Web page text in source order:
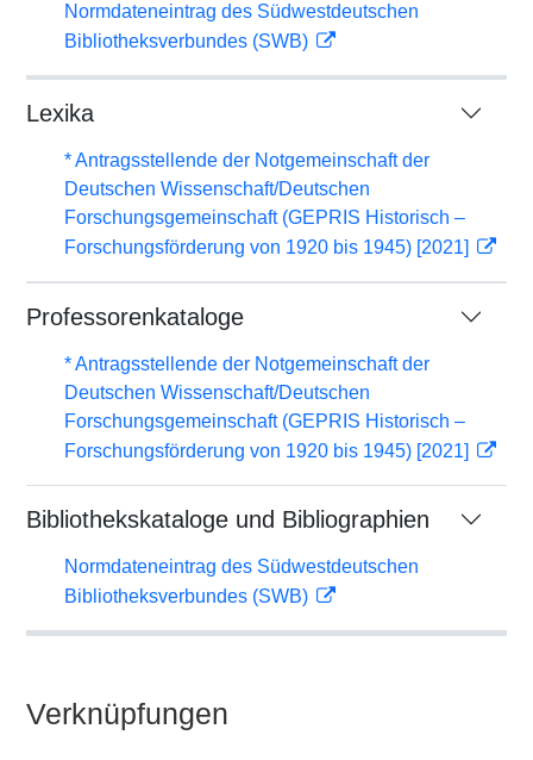
Normdateneintrag des Südwestdeutschen
Bibliotheksverbundes (SWB)
Lexika
* Antragsstellende der Notgemeinschaft der
Deutschen Wissenschaft/Deutschen
Forschungsgemeinschaft (GEPRIS Historisch –
Forschungsförderung von 1920 bis 1945) [2021]
Professorenkataloge
* Antragsstellende der Notgemeinschaft der
Deutschen Wissenschaft/Deutschen
Forschungsgemeinschaft (GEPRIS Historisch –
Forschungsförderung von 1920 bis 1945) [2021]
Bibliothekskataloge und Bibliographien
Normdateneintrag des Südwestdeutschen
Bibliotheksverbundes (SWB)
Verknüpfungen